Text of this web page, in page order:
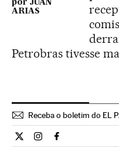
por JUAN
ARIAS
Petrobras tivesse
Receba o boletim do EL
Opiniao El País Brasil en
Opiniao El País
Opiniao El País